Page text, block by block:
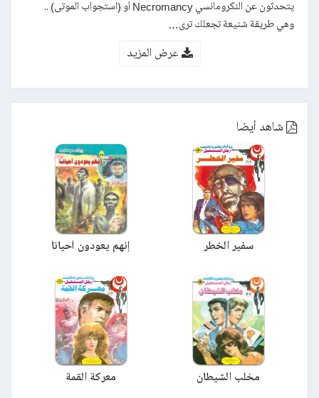
يتحدثون عن النكرومانسي Necromancy أو (استجواب الموتى) ..
وهي طريقة شنيعة تجعلك ترى…
عرض المزيد
شاهد أيضا
سفير الخطر إنهم يعودون أحياناً
مخلب الشيطان معركة القمة